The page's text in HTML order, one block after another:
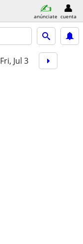
anúnciate cuenta
Fri, Jul 3